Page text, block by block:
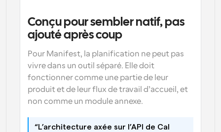
Conçu pour sembler natif, pas
ajouté après coup
Pour Manifest, la planification ne peut pas
vivre dans un outil séparé. Elle doit
fonctionner comme une partie de leur
produit et de leur flux de travail d’accueil, et
non comme un module annexe.
“L’architecture axée sur l’API de Cal